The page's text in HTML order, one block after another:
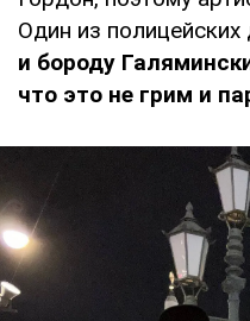
Один из
и бороду
что это не грим и